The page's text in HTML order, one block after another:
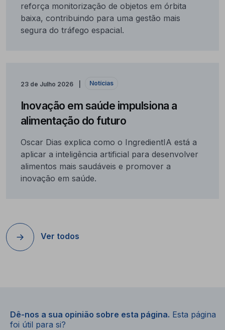
reforça monitorização de objetos em órbita
baixa, contribuindo para uma gestão mais
segura do tráfego espacial.
23 de Julho 2026 Notícias
Inovação em saúde impulsiona a
alimentação do futuro
Oscar Dias explica como o IngredientIA está a
aplicar a inteligência artificial para desenvolver
alimentos mais saudáveis e promover a
inovação em saúde.
Ver todos
Dê-nos a sua opinião sobre esta página. Esta página
foi útil para si?